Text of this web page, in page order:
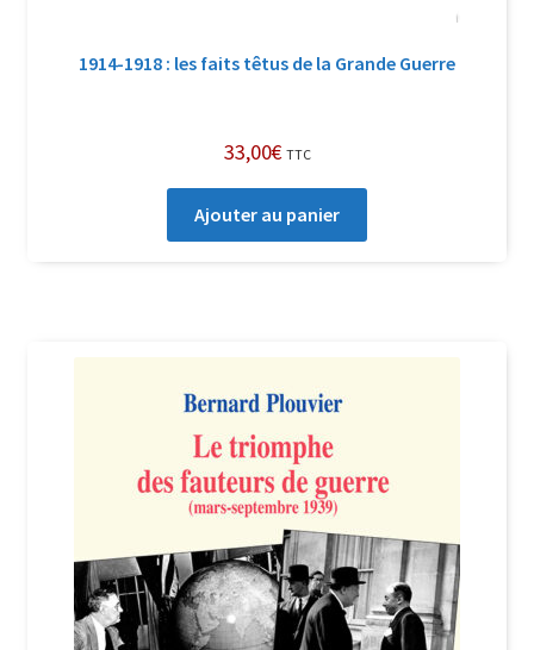
1914-1918 : les faits têtus de la Grande Guerre
33,00€ TTC
Ajouter au panier